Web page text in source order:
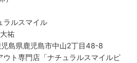
ラルスマイル
祐
島県鹿児島市中山2丁目48-8
ウト専門店「ナチュラルスマイルピ